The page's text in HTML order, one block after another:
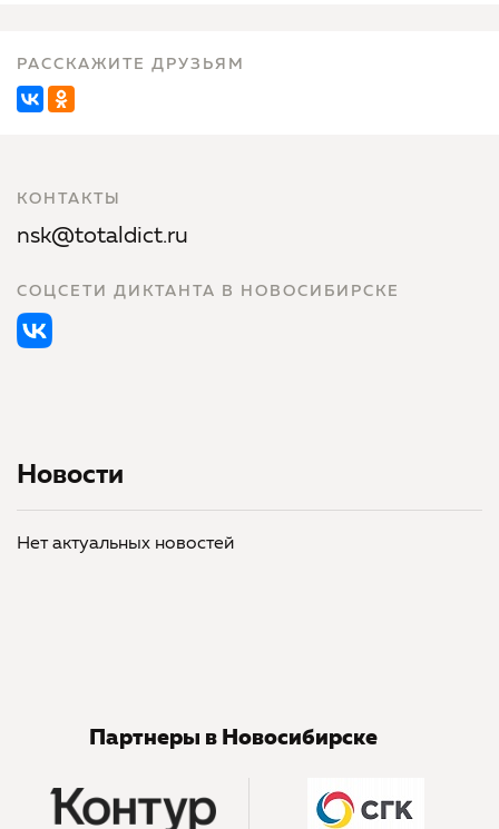
РАССКАЖИТЕ ДРУЗЬЯМ
КОНТАКТЫ
nsk@totaldict.ru
СОЦСЕТИ ДИКТАНТА В НОВОСИБИРСКЕ
Новости
Нет актуальных новостей
Партнеры в Новосибирске